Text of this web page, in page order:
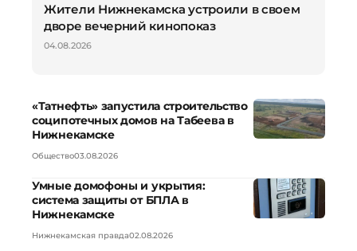
Жители Нижнекамска устроили в своем
дворе вечерний кинопоказ
04.08.2026
«Татнефть» запустила строительство
соципотечных домов на Табеева в
Нижнекамске
Общество03.08.2026
Умные домофоны и укрытия:
система защиты от БПЛА в
Нижнекамске
Нижнекамская правда02.08.2026